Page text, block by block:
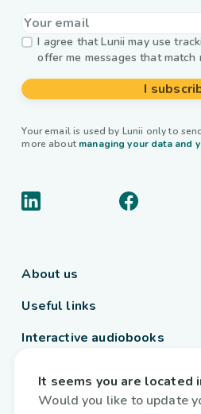
I agree that Lunii may use
offer me messages that match
I
Your email is used by Lunii only to
more about managing your data and
About us
Useful links
Interactive audiobooks
Belgium English
It seems you are located
Would you like to update